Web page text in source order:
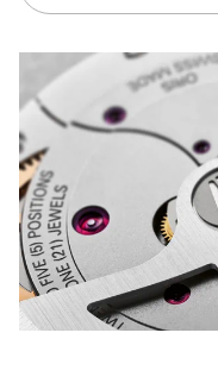
Werden Sie Mitglied bei
kostenlos auf 3 Jahre